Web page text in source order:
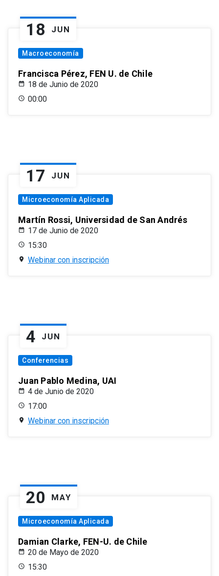
18 JUN
Macroeconomía
Francisca Pérez, FEN U. de Chile
18 de Junio de 2020
00:00
17 JUN
Microeconomía Aplicada
Martín Rossi, Universidad de San Andrés
17 de Junio de 2020
15:30
Webinar con inscripción
4 JUN
Conferencias
Juan Pablo Medina, UAI
4 de Junio de 2020
17:00
Webinar con inscripción
20 MAY
Microeconomía Aplicada
Damian Clarke, FEN-U. de Chile
20 de Mayo de 2020
15:30